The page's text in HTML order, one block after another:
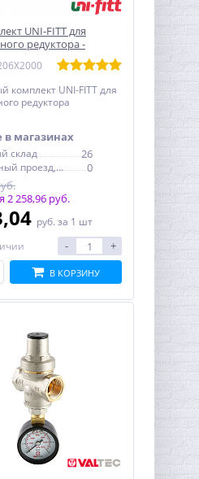
UNI-FITT для
редуктора -
комплект UNI-FITT для
редуктора
в магазинах
склад 26
Электродный проезд, 6с1
0
2 258,96 руб.
руб. за 1 шт
- +
В КОРЗИНУ